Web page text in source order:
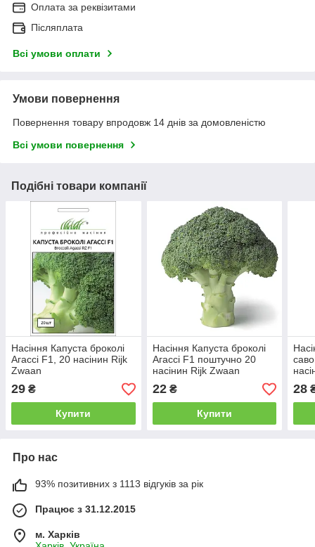
Оплата за реквізитами
Післяплата
Всі умови оплати
Умови повернення
Повернення товару впродовж 14 днів за домовленістю
Всі умови повернення
Подібні товари компанії
Насіння Капуста броколі
Агассі F1, 20 насінин Rijk
Zwaan
29 ₴
Купити
Насіння Капуста броколі
Агассі F1 поштучно 20
насінин Rijk Zwaan
22₴
Купити
Сад
28
Про нас
93% позитивних з 1113 відгуків за рік
Працює з 31.12.2015
м. Харків